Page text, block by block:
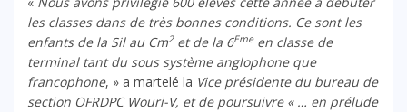
les classes dans de très bonnes conditions. Ce sont les
enfants de la Sil au Cm2et de la 6Emeen classe de
terminal tant du sous système anglophone que
francophone, » a martelé la Vice présidente du bureau de
section OFRDPC Wouri-V, et de poursuivre « … en prélude